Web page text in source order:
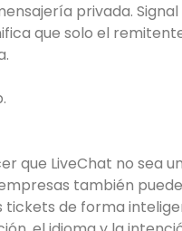
privada.
que solo el
que LiveChat no sea
también
tickets de forma